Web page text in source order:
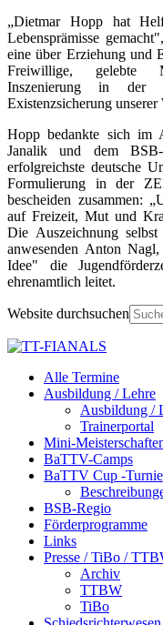
„Dietmar Hopp hat
Lebensprämisse
eine über Erziehung und
Freiwillige, gelebte
Inszenierung in der
Existenzsicherung
Hopp bedankte sich im
Janalik und dem
erfolgreichste deutsche
Formulierung in der
bescheiden zusammen:
auf Freizeit, Mut und
Die Auszeichnung
anwesenden Anton
Idee" die
ehrenamtlich leitet.
Website durchsuchen
Alle Termine
Ausbildung / Lehre
Ausbildung /
Trainerportal
Mini-
BaTTV-Camps
BaTTV Cup -
BSB-Regio
Förderprogramme
Links
Presse / TiBo /
Archiv
TTBW
TiBo